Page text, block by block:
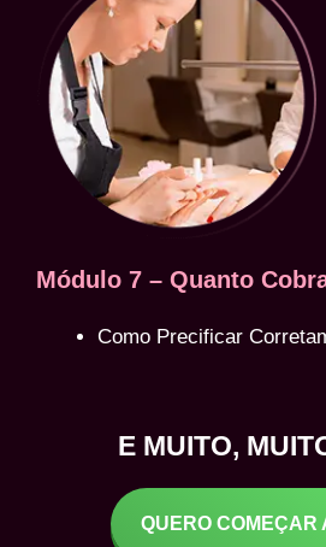
Módulo 7 – Quanto
Como Precificar
E MUITO,
QUERO COMEÇAR